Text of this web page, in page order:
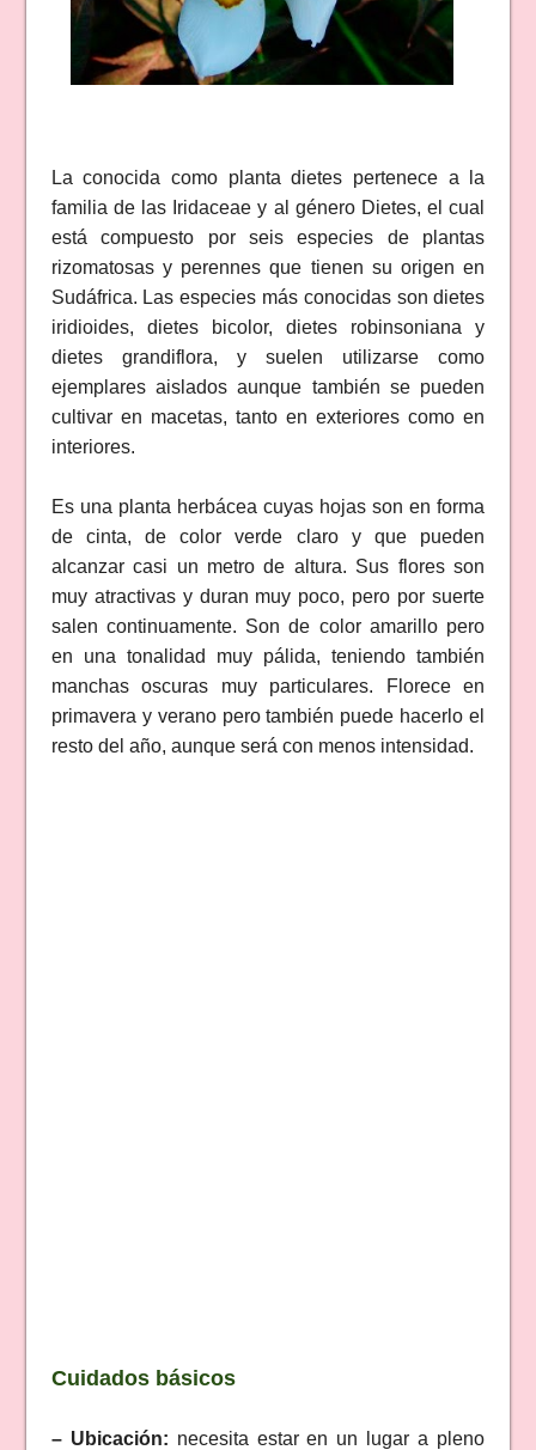
La conocida como planta dietes pertenece a la
familia de las Iridaceae y al género Dietes, el cual
está compuesto por seis especies de plantas
rizomatosas y perennes que tienen su origen en
Sudáfrica. Las especies más conocidas son dietes
iridioides, dietes bicolor, dietes robinsoniana y
dietes grandiflora, y suelen utilizarse como
ejemplares aislados aunque también se pueden
cultivar en macetas, tanto en exteriores como en
interiores.
Es una planta herbácea cuyas hojas son en forma
de cinta, de color verde claro y que pueden
alcanzar casi un metro de altura. Sus flores son
muy atractivas y duran muy poco, pero por suerte
salen continuamente. Son de color amarillo pero
en una tonalidad muy pálida, teniendo también
manchas oscuras muy particulares. Florece en
primavera y verano pero también puede hacerlo el
resto del año, aunque será con menos intensidad.
Cuidados básicos
– Ubicación: necesita estar en un lugar a pleno